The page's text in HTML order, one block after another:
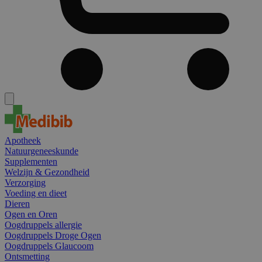
Apotheek
Natuurgeneeskunde
Supplementen
Welzijn & Gezondheid
Verzorging
Voeding en dieet
Dieren
Ogen en Oren
Oogdruppels allergie
Oogdruppels Droge Ogen
Oogdruppels Glaucoom
Ontsmetting